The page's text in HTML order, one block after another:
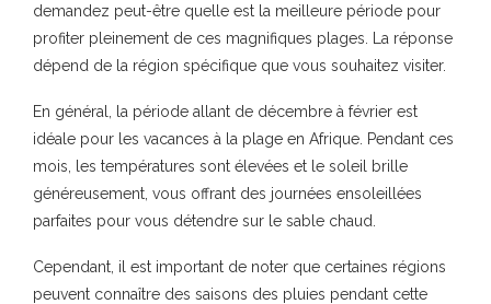
demandez peut-être quelle est la meilleure période pour
profiter pleinement de ces magnifiques plages. La réponse
dépend de la région spécifique que vous souhaitez visiter.
En général, la période allant de décembre à février est
idéale pour les vacances à la plage en Afrique. Pendant ces
mois, les températures sont élevées et le soleil brille
généreusement, vous offrant des journées ensoleillées
parfaites pour vous détendre sur le sable chaud.
Cependant, il est important de noter que certaines régions
peuvent connaître des saisons des pluies pendant cette